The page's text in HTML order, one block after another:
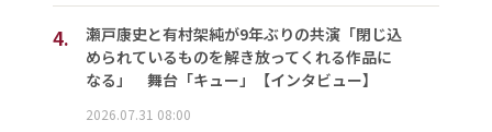
4.
瀬戸康史と有村架純が9年ぶりの共演「閉じ込
められているものを解き放ってくれる作品に
なる」 舞台「キュー」【インタビュー】
2026.07.31 08:00